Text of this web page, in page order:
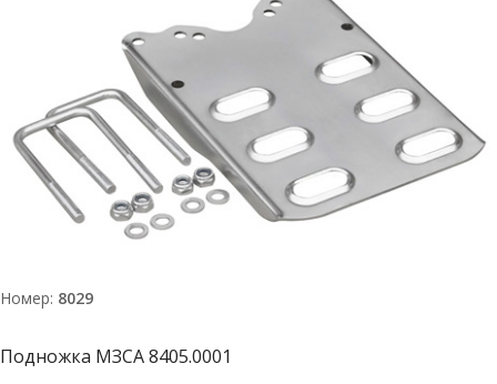
Номер: 8029
Подножка МЗСА 8405.0001